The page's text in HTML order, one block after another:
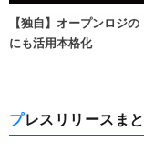
【独自】オープンロジ
にも活用本格化
プレスリリースま